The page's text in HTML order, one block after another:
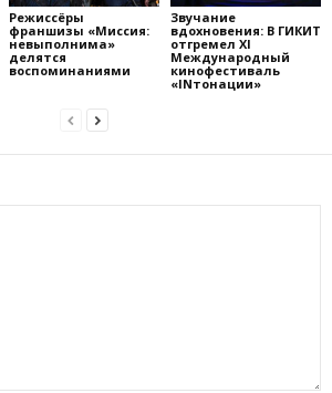
Режиссёры
франшизы «Миссия:
невыполнима»
делятся
воспоминаниями
Звучание
вдохновения: В ГИКИТ
отгремел XI
Международный
кинофестиваль
«INтонации»